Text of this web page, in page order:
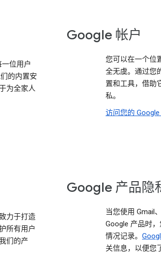
位用户
的内置安
为全家人
Google 帐户
您可以在一个位
全无虞。通过您
置和工具，借助
私。
访问您的 Google
力于打造
所有用户
们的产
Google 产品隐
当您使用 Gmail
Google 产品时
情况记录。
关信息，以便您